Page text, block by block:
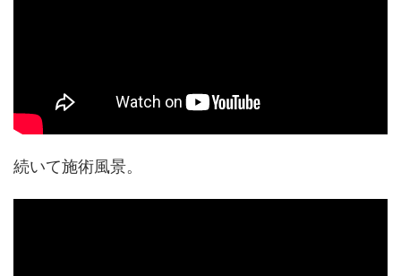
続いて施術風景。